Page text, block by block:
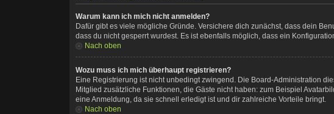
Warum kann ich mich nicht anmelden?
Dafür gibt es viele mögliche Gründe. Versichere dich zunächst, dass dein
dass du nicht gesperrt wurdest. Es ist ebenfalls möglich, dass ein
Nach oben
Wozu muss ich mich überhaupt registrieren?
Eine Registrierung ist nicht unbedingt zwingend. Die Board-Administration
Mitglied zusätzliche Funktionen, die Gäste nicht haben: zum Beispiel
eine Anmeldung, da sie schnell erledigt ist und dir zahlreiche Vorteile bringt.
Nach oben